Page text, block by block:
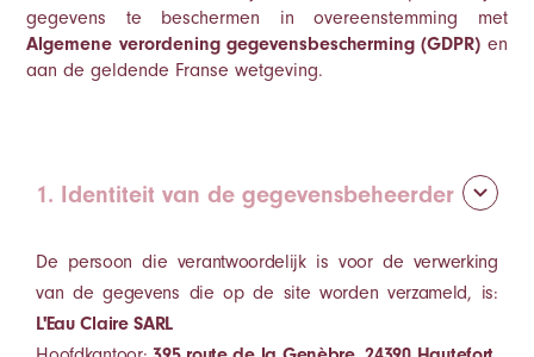
gegevens te beschermen in overeenstemming met
Algemene verordening gegevensbescherming (GDPR) en
aan de geldende Franse wetgeving.
1. Identiteit van de gegevensbeheerder
De persoon die verantwoordelijk is voor de verwerking
van de gegevens die op de site worden verzameld, is:
L'Eau Claire SARL